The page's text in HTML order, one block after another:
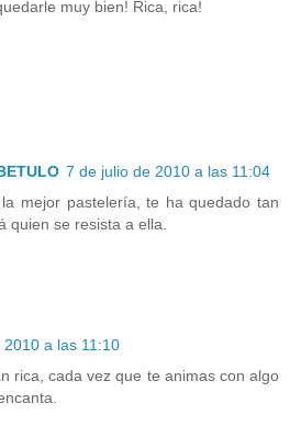
muy bien! Rica, rica!
7 de julio de 2010 a las 11:04
mejor pastelería, te ha quedado tan
quien se resista a ella.
a las 11:10
rica, cada vez que te animas con algo